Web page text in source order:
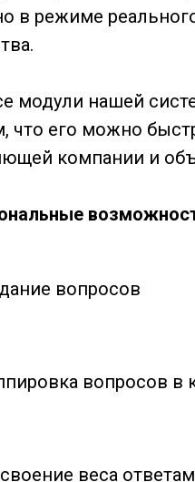
в режиме
модули нашей
что его можно
компании и
вопросов
вопросов в
веса